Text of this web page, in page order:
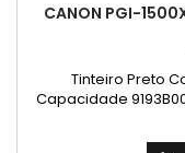
CANON PGI-
Tinteiro Preto
Capacidade
2050, Maxify MB